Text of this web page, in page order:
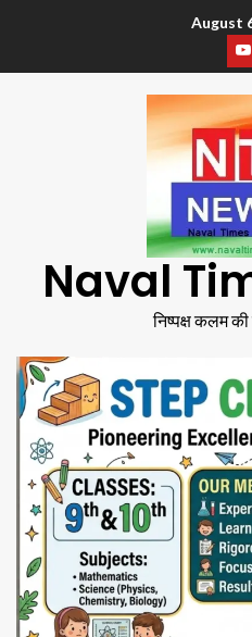
August
Naval
निष्पक्ष कलम